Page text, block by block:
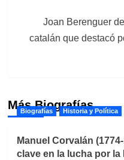
Joan Berenguer
catalán que destacó
Más Biografías
Biografías Historia y Política
Manuel Corvalán
clave en la lucha por la